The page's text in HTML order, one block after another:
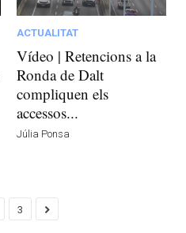
ACTUALITAT
Vídeo | Retencions a la
Ronda de Dalt
compliquen els
accessos...
Júlia Ponsa
3